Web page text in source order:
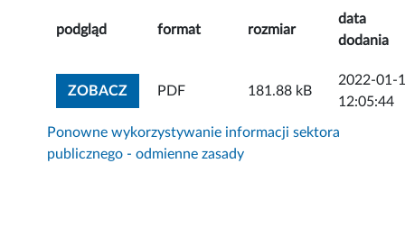
podgląd format rozmiar
data
dodania
ZOBACZZOBACZ ZAŁĄCZNIK
PDF 181.88 kB
2022-01-
12:05:44
Ponowne wykorzystywanie informacji sektora
publicznego - odmienne zasady